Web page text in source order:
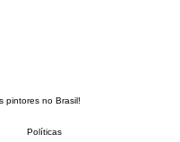
pintores no Brasil!
Políticas